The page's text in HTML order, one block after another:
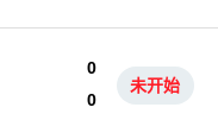
0
0
未开始